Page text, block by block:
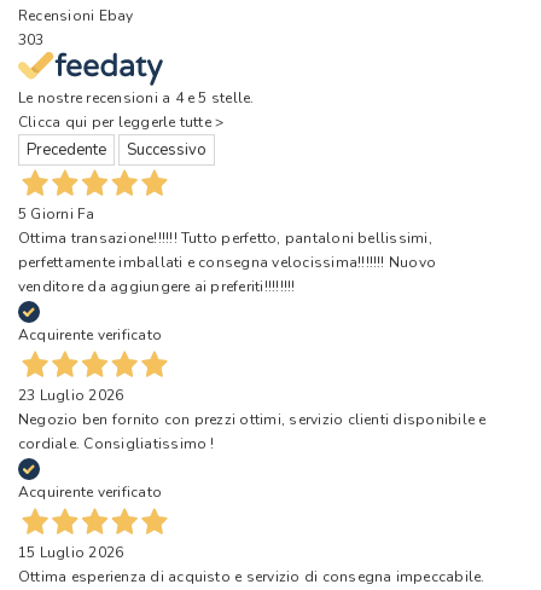
Recensioni Ebay
303
Le nostre recensioni a 4 e 5 stelle.
Clicca qui per leggerle tutte >
Precedente Successivo
5 Giorni Fa
Ottima transazione!!!!!! Tutto perfetto, pantaloni bellissimi,
perfettamente imballati e consegna velocissima!!!!!!! Nuovo
venditore da aggiungere ai preferiti!!!!!!!!
Acquirente verificato
23 Luglio 2026
Negozio ben fornito con prezzi ottimi, servizio clienti disponibile e
cordiale. Consigliatissimo !
Acquirente verificato
15 Luglio 2026
Ottima esperienza di acquisto e servizio di consegna impeccabile.